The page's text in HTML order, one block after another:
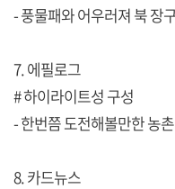
- 풍물패와 어우러져 북 장
7. 에필로그
# 하이라이트성 구성
- 한번쯤 도전해볼만한 농
8. 카드뉴스